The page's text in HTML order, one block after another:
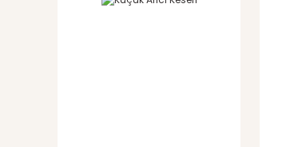
Ürün açıklamasında eksik bilgiler bulunuyor.